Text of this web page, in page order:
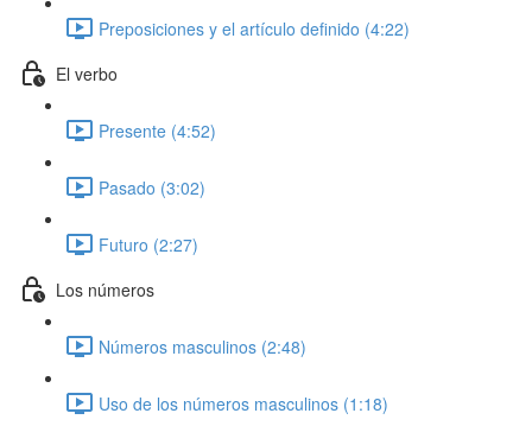
Preposiciones y el artículo definido (4:22)
El verbo
Presente (4:52)
Pasado (3:02)
Futuro (2:27)
Los números
Números masculinos (2:48)
Uso de los números masculinos (1:18)